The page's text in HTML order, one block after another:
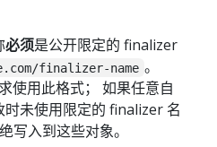
必须是公开限定的 finalizer
finalizer-name 。
使用此格式； 如果任意自
未使用限定的 finalizer 名
写入到这些对象。